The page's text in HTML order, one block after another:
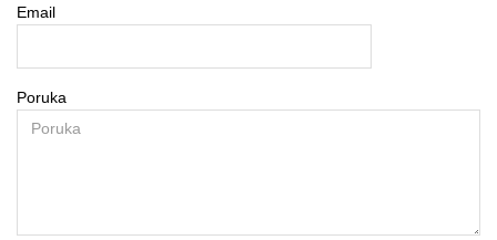
Email
Poruka